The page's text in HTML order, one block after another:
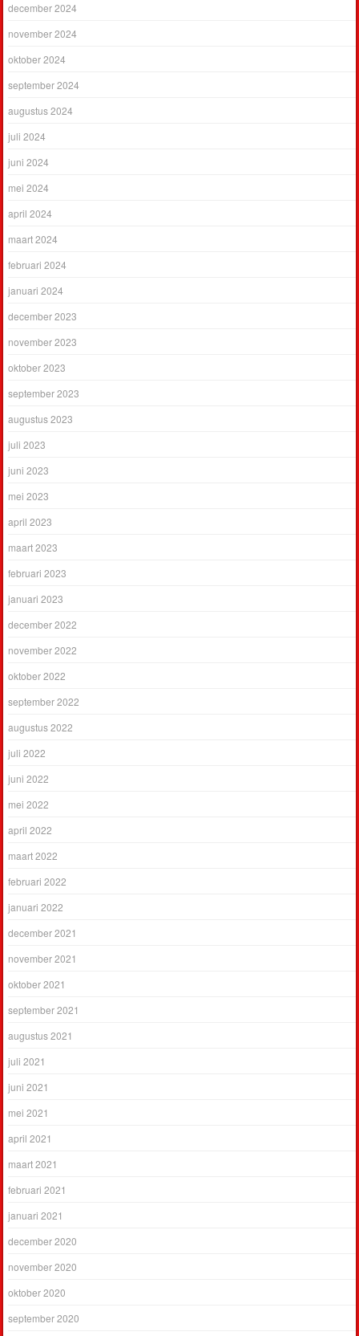
december 2024
november 2024
oktober 2024
september 2024
augustus 2024
juli 2024
juni 2024
mei 2024
april 2024
maart 2024
februari 2024
januari 2024
december 2023
november 2023
oktober 2023
september 2023
augustus 2023
juli 2023
juni 2023
mei 2023
april 2023
maart 2023
februari 2023
januari 2023
december 2022
november 2022
oktober 2022
september 2022
augustus 2022
juli 2022
juni 2022
mei 2022
april 2022
maart 2022
februari 2022
januari 2022
december 2021
november 2021
oktober 2021
september 2021
augustus 2021
juli 2021
juni 2021
mei 2021
april 2021
maart 2021
februari 2021
januari 2021
december 2020
november 2020
oktober 2020
september 2020